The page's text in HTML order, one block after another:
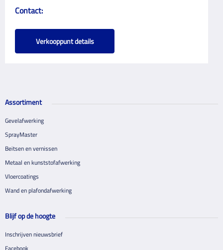
Contact:
Verkooppunt details
Assortiment
Gevelafwerking
SprayMaster
Beitsen en vernissen
Metaal en kunststofafwerking
Vloercoatings
Wand en plafondafwerking
Blijf op de hoogte
Inschrijven nieuwsbrief